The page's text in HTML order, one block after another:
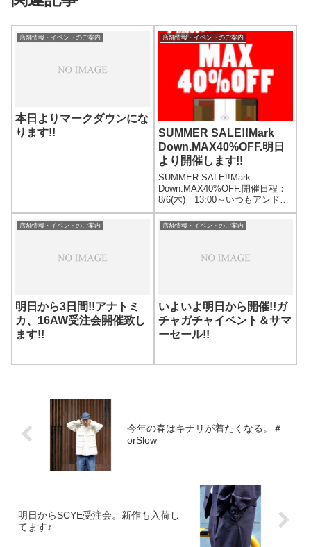
店舗情報・イベントのご案内
本日よりマークダウンにな
ります!!
店舗情報・イベントのご案内
SUMMER SALE!!Mark
Down.MAX40%OFF.明日
より開催します!!
SUMMER SALE!!Mark
Down.MAX40%OFF.開催日程：
8/6(木) 13:00～いつもアンドフ
ェブをご利用いただきありがと
うございます。サマーセールも
いよいよ終盤戦へと差し掛かり
ン。最大40...
店舗情報・イベントのご案内
明日から3日間!!アナトミ
カ、16AW受注会開催致し
ます!!
店舗情報・イベントのご案内
いよいよ明日から開催!!ガ
チャガチャイベント＆サマ
ーセール!!
今年の春はキナリが着たくなる。＃
orSlow
明日からSCYE受注会。新作も入荷し
てます♪